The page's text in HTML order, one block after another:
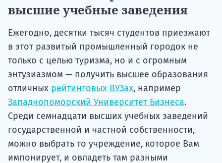
высшие учебные заведения
Ежегодно, десятки тысяч студентов приезжают
в этот развитый промышленный городок не
только с целью туризма, но и с огромным
энтузиазмом — получить высшее образования
отличных рейтинговых ВУЗах, например
Западнопоморский Университет Бизнеса.
Среди семнадцати высших учебных заведений
государственной и частной собственности,
можно выбрать то учреждение, которое Вам
импонирует, и овладеть там разными